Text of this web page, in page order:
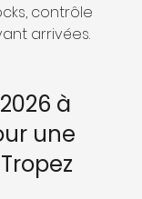
contrôle
arrivées.
à
une